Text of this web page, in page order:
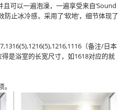
且可以一遍泡澡，一遍享受来自‘Sound
防止冰冷感，采用了‘软地’，细节体现了
（备注/日本
是浴室的长宽尺寸，如1618对应的就